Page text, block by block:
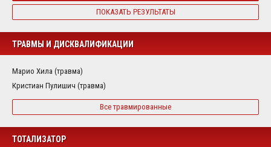
ПОКАЗАТЬ РЕЗУЛЬТАТЫ
ТРАВМЫ И ДИСКВАЛИФИКАЦИИ
Марио Хила (травма)
Кристиан Пулишич (травма)
Все травмированные
ТОТАЛИЗАТОР